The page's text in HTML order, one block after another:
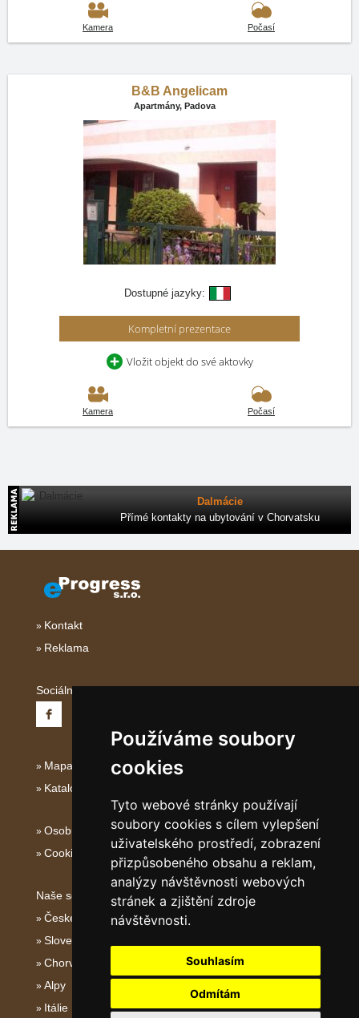
Používáme soubory
cookies
Tyto webové stránky používají
soubory cookies s cílem vylepšení
uživatelského prostředí, zobrazení
přizpůsobeného obsahu a reklam,
analýzy návštěvnosti webových
stránek a zjištění zdroje
návštěvnosti.
Souhlasím
Odmítám
Kamera Počasí
B&B Angelicam
Apartmány, Padova
Dostupné jazyky:
Kompletní prezentace
Vložit objekt do své aktovky
Kamera Počasí
Dalmácie
Přímé kontakty na ubytování v Chorvatsku
Kontakt
Reklama
Sociální sítě:
Mapa serveru Severní Itálie
Katalog ubytování
Osobní údaje
Cookies
Naše servery:
České hory
Slovenské hory
Chorvatsko
Alpy
Itálie